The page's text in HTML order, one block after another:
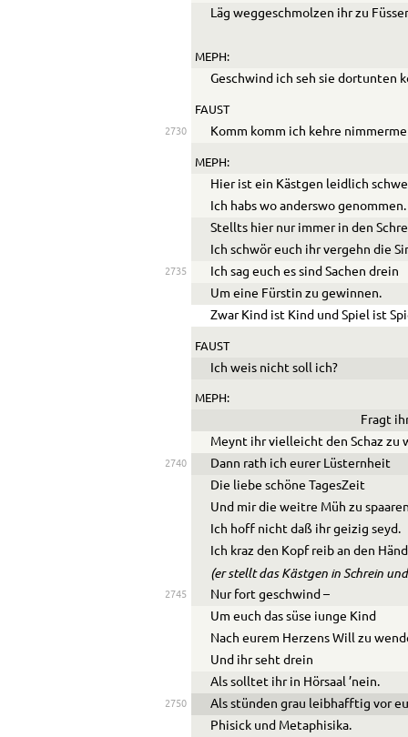
Läg weggeschmolzen ihr zu
MEPH:
Geschwind ich seh sie dortunten
FAUST
2730 Komm komm ich kehre
MEPH:
Hier ist ein Kästgen leidlich
Ich habs wo anderswo genommen.
Stellts hier nur immer in den
Ich schwör euch ihr vergehn die
2735
Ich sag euch es sind Sachen drein
Um eine Fürstin zu gewinnen.
Zwar Kind ist Kind und Spiel ist
FAUST
Ich weis nicht soll ich?
MEPH:
Fragt
Meynt ihr vielleicht den Schaz zu
2740
Dann rath ich eurer Lüsternheit
Die liebe schöne TagesZeit
Und mir die weitre Müh zu
Ich hoff nicht daß ihr geizig seyd.
Ich kraz den Kopf reib an den
(er stellt das Kästgen in Schrein
2745
Nur fort geschwind –
Um euch das süse iunge Kind
Nach eurem Herzens Will zu
Und ihr seht drein
Als solltet ihr in Hörsaal ’nein.
2750
Als stünden grau leibhafftig vor
Phisick und Metaphisika.